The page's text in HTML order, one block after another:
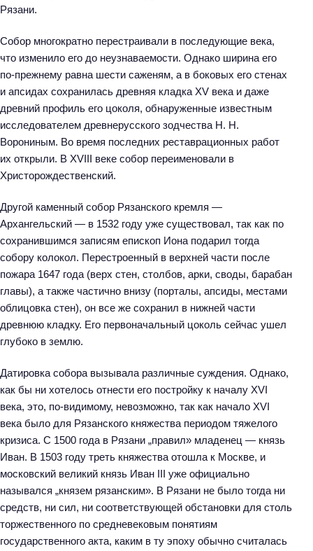
Рязани.
Собор многократно перестраивали в последующие века,
что изменило его до неузнаваемости. Однако ширина его
по-прежнему равна шести саженям, а в боковых его стенах
и апсидах сохранилась древняя кладка XV века и даже
древний профиль его цоколя, обнаруженные известным
исследователем древнерусского зодчества Н. Н.
Ворониным. Во время последних реставрационных работ
их открыли. В XVIII веке собор переименовали в
Христорождественский.
Другой каменный собор Рязанского кремля —
Архангельский — в 1532 году уже существовал, так как по
сохранившимся записям епископ Иона подарил тогда
собору колокол. Перестроенный в верхней части после
пожара 1647 года (верх стен, столбов, арки, своды, барабан
главы), а также частично внизу (порталы, апсиды, местами
облицовка стен), он все же сохранил в нижней части
древнюю кладку. Его первоначальный цоколь сейчас ушел
глубоко в землю.
Датировка собора вызывала различные суждения. Однако,
как бы ни хотелось отнести его постройку к началу XVI
века, это, по-видимому, невозможно, так как начало XVI
века было для Рязанского княжества периодом тяжелого
кризиса. С 1500 года в Рязани „правил» младенец — князь
Иван. В 1503 году треть княжества отошла к Москве, и
московский великий князь Иван III уже официально
назывался „князем рязанским». В Рязани не было тогда ни
средств, ни сил, ни соответствующей обстановки для столь
торжественного по средневековым понятиям
государственного акта, каким в ту эпоху обычно считалась